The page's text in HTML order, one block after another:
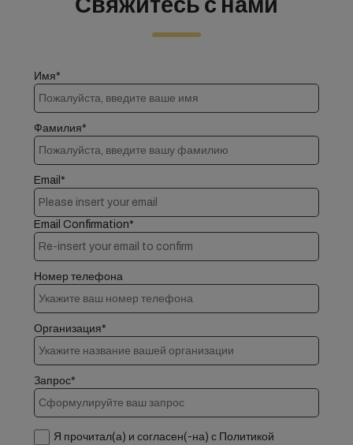
Свяжитесь с нами
Имя*
Фамилия*
Email*
Email Confirmation*
Номер телефона
Организация*
Запрос*
Я прочитал(а) и согласен(-на) с Политикой